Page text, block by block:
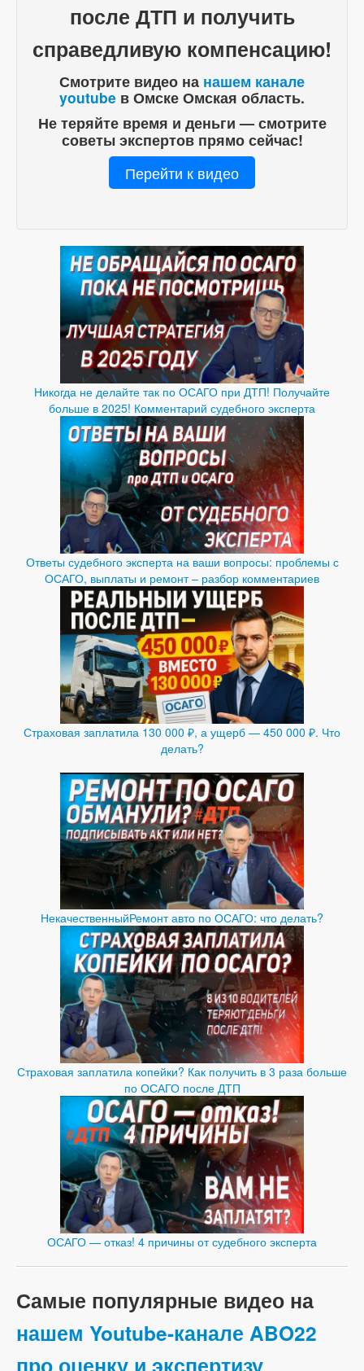
после ДТП и получить
справедливую компенсацию!
Смотрите видео на нашем канале
youtube в Омске Омская область.
Не теряйте время и деньги — смотрите
советы экспертов прямо сейчас!
Перейти к видео
Никогда не делайте так по ОСАГО при ДТП! Получайте
больше в 2025! Комментарий судебного эксперта
Ответы судебного эксперта на ваши вопросы: проблемы с
ОСАГО, выплаты и ремонт – разбор комментариев
Страховая заплатила 130 000 ₽, а ущерб — 450 000 ₽. Что
делать?
НекачественныйРемонт авто по ОСАГО: что делать?
Страховая заплатила копейки? Как получить в 3 раза больше
по ОСАГО после ДТП
ОСАГО — отказ! 4 причины от судебного эксперта
Самые популярные видео на
нашем Youtube-канале ABO22